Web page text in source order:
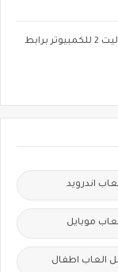
تحميل لعبة Sniper Elite 2 سنايبر إليت 2 للكمبيوتر برابط
اندرويد
موبايل
العاب اطفال